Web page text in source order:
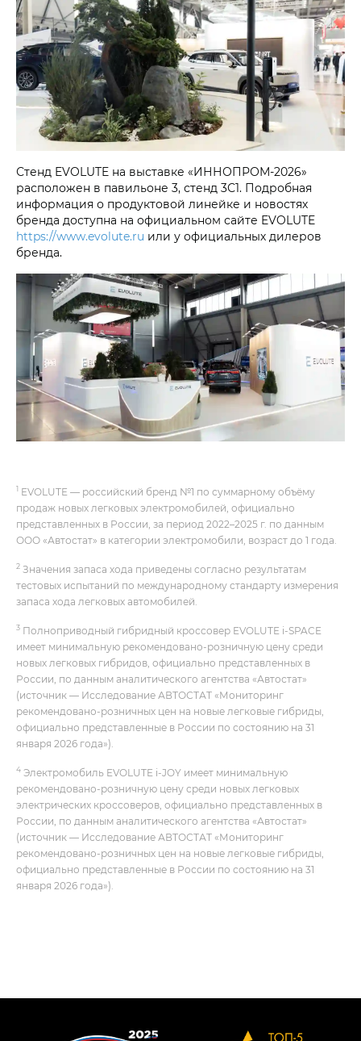
Стенд EVOLUTE на выставке «ИННОПРОМ-2026»
расположен в павильоне 3, стенд 3С1. Подробная
информация о продуктовой линейке и новостях
бренда доступна на официальном сайте EVOLUTE
https://www.evolute.ru или у официальных дилеров
бренда.
1 EVOLUTE — российский бренд №1 по суммарному объёму
продаж новых легковых электромобилей, официально
представленных в России, за период 2022–2025 г. по данным
ООО «Автостат» в категории электромобили, возраст до 1 года.
2 Значения запаса хода приведены согласно результатам
тестовых испытаний по международному стандарту измерения
запаса хода легковых автомобилей.
3 Полноприводный гибридный кроссовер EVOLUTE i‑SPACE
имеет минимальную рекомендовано-розничную цену среди
новых легковых гибридов, официально представленных в
России, по данным аналитического агентства «Автостат»
(источник — Исследование АВТОСТАТ «Мониторинг
рекомендовано-розничных цен на новые легковые гибриды,
официально представленные в России по состоянию на 31
января 2026 года»).
4 Электромобиль EVOLUTE i‑JOY имеет минимальную
рекомендовано-розничную цену среди новых легковых
электрических кроссоверов, официально представленных в
России, по данным аналитического агентства «Автостат»
(источник — Исследование АВТОСТАТ «Мониторинг
рекомендовано-розничных цен на новые легковые гибриды,
официально представленные в России по состоянию на 31
января 2026 года»).